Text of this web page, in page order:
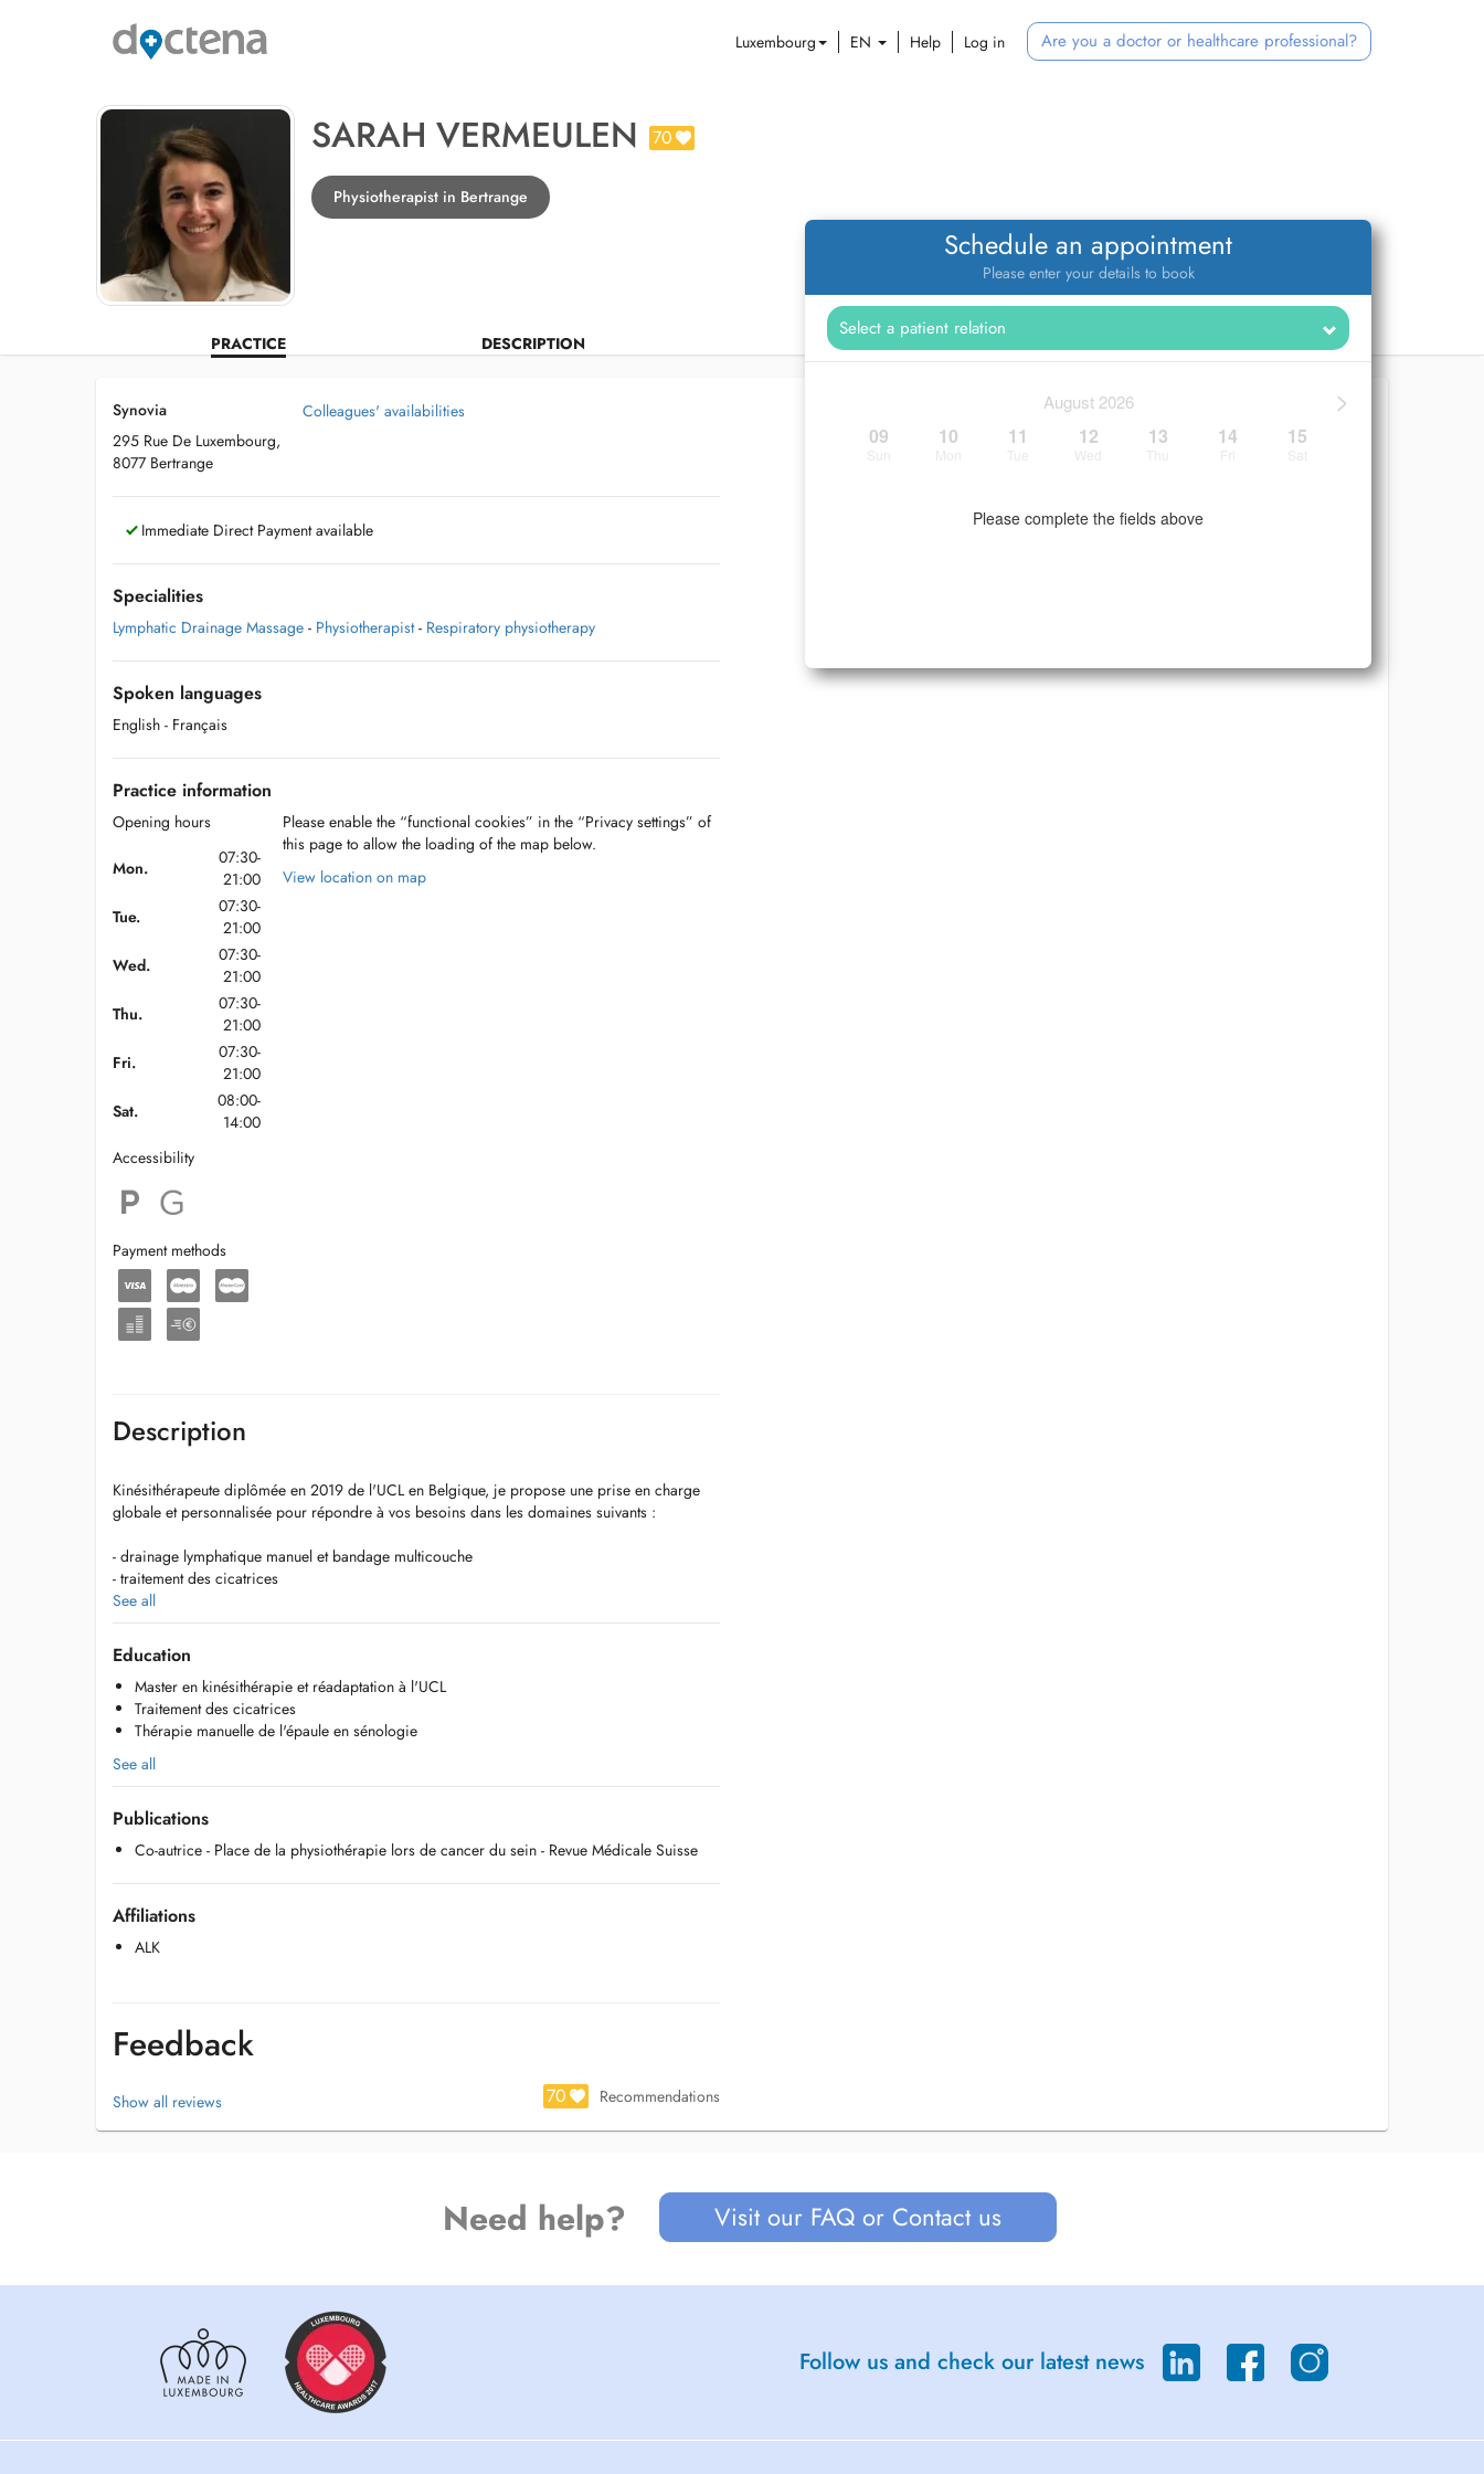
Luxembourg EN Help Log in Are you a doctor or healthcare professional?
SARAH VERMEULEN 70
Physiotherapist in Bertrange
PRACTICE DESCRIPTION
Schedule an appointment
Please enter your details to book
>
August 2026
09 10 11 12 13 14 15
Please complete the fields above
Synovia
295 Rue De Luxembourg,
8077 Bertrange
Colleagues' availabilities
Immediate Direct Payment available
Specialities
Lymphatic Drainage Massage - Physiotherapist - Respiratory physiotherapy
Spoken languages
English - Français
Practice information
Opening hours
Mon.
07:30-
21:00
Tue.
07:30-
21:00
Wed.
07:30-
21:00
Thu.
07:30-
21:00
Fri.
07:30-
21:00
Sat.
08:00-
14:00
Accessibility
Payment methods
Please enable the “functional cookies” in the “Privacy settings” of
this page to allow the loading of the map below.
View location on map
Description
Kinésithérapeute diplômée en 2019 de l'UCL en Belgique, je propose une prise en charge
globale et personnalisée pour répondre à vos besoins dans les domaines suivants :
- drainage lymphatique manuel et bandage multicouche
- traitement des cicatrices
- oncologie et cancer du sein
- kinésithérapie respiratoire adulte et pédiatrique
- rééducation cardiovasculaire
- gériatrie
- traumatologie
- orthopédie
- rhumatologie
- rééducation diabétique
Suisse).
Je vous accueille au cabinet Synovia à Bertrange, dans un environnement moderne, climatisé
et entièrement rénové, conçu pour vous offrir une prise en charge confortable et de qualité,
avec un accès facile et des possibilités de stationnement à proximité.
See all
Education
Master en kinésithérapie et réadaptation à l'UCL
Traitement des cicatrices
Thérapie manuelle de l'épaule en sénologie
See all
Publications
Co-autrice - Place de la physiothérapie lors de cancer du sein - Revue Médicale Suisse
Affiliations
ALK
Feedback
Show all reviews 70 Recommendations
Need help? Visit our FAQ or Contact us
Follow us and check our latest news